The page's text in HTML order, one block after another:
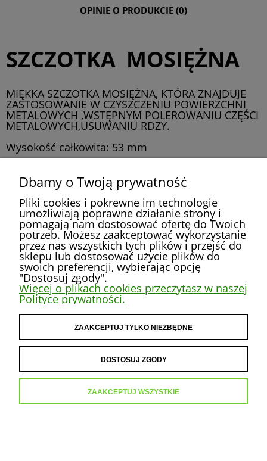
OPINIE O PRODUKCIE (0)
SZCZOTKA MOSIĘŻNA
MIĘKKA SZCZOTKA MOSIĘŻNA, KTÓRA ZNAJDUJE
ZASTOSOWANIE W CZYSZCZENIU POWIERZCHNI
METALOWYCH ,WSTĘPNYM POLEROWANIU CZĘŚCI
METALOWYCH,USUWANIU RDZY.
Wysokość całkowita: 53 mm
grubość trzpienia : 3 mm
POMOC
MOJE KONTO
INFORMACJE
O NAS
Dbamy o Twoją prywatność
Pliki cookies i pokrewne im technologie
umożliwiają poprawne działanie strony i
pomagają nam dostosować ofertę do Twoich
potrzeb. Możesz zaakceptować wykorzystanie
przez nas wszystkich tych plików i przejść do
sklepu lub dostosować użycie plików do
swoich preferencji, wybierając opcję
"Dostosuj zgody".
Więcej o plikach cookies przeczytasz w naszej
Polityce prywatności.
ZAAKCEPTUJ TYLKO NIEZBĘDNE
DOSTOSUJ ZGODY
ZAAKCEPTUJ WSZYSTKIE